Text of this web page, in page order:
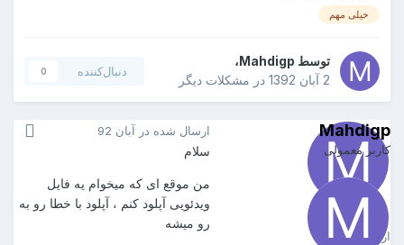
خیلی مهم
توسط Mahdigp،
2 آبان 1392
در مشکلات دیگر
دنبال‌کننده 0
Mahdigp
ارسال
Mahdigp
کاربر معمولی
ارسال شده در آبان 92
سلام
من موقع ای که میخوام یه فایل
ویدئویی آپلود کنم ، آپلود با خطا رو به
رو میشه